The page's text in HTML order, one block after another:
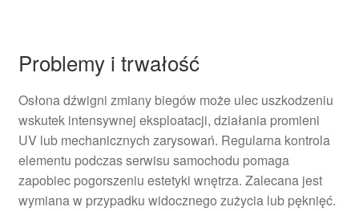
Problemy i trwałość
Osłona dźwigni zmiany biegów może ulec uszkodzeniu
wskutek intensywnej eksploatacji, działania promieni
UV lub mechanicznych zarysowań. Regularna kontrola
elementu podczas serwisu samochodu pomaga
zapobiec pogorszeniu estetyki wnętrza. Zalecana jest
wymiana w przypadku widocznego zużycia lub pęknięć.